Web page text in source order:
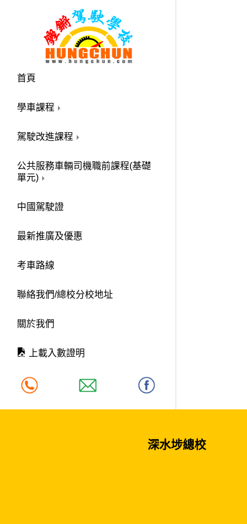
首頁
學車課程
駕駛改進課程
公共服務車輛司機職前課程(基礎
單元)
中國駕駛證
最新推廣及優惠
考車路線
聯絡我們/總校分校地址
關於我們
上載入數證明
深水埗總校